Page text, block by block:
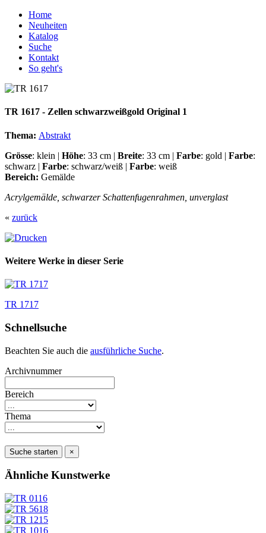
Home
Neuheiten
Katalog
Suche
Kontakt
So geht's
TR 1617 - Zellen schwarzweißgold Original 1
Thema: Abstrakt
Grösse: klein | Höhe: 33 cm | Breite: 33 cm | Farbe: gold | Farbe:
schwarz | Farbe: schwarz/weiß | Farbe: weiß
Bereich: Gemälde
Acrylgemälde, schwarzer Schattenfugenrahmen, unverglast
« zurück
Weitere Werke in dieser Serie
TR 1717
Schnellsuche
Beachten Sie auch die ausführliche Suche.
Archivnummer
Bereich
Thema
Suche starten ×
Ähnliche Kunstwerke